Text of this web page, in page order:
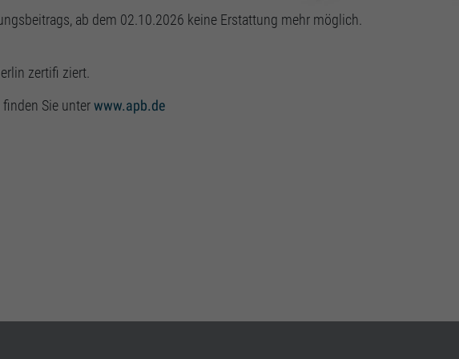
ab dem 02.10.2026 keine Erstattung mehr möglich.
zertifi ziert.
finden Sie unter www.apb.de